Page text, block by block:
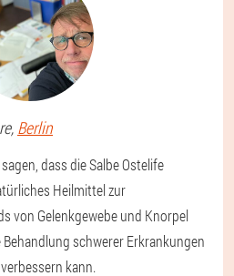
Berlin
dass die Salbe Ostelife
Heilmittel zur
von Gelenkgewebe und Knorpel
schwerer Erkrankungen
kann.